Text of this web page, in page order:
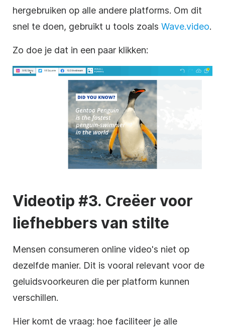
hergebruiken op alle andere platforms. Om dit
snel te doen, gebruikt u tools zoals Wave.video.
Zo doe je dat in een paar klikken:
Videotip #3. Creëer voor
liefhebbers van stilte
Mensen consumeren online video's niet op
dezelfde manier. Dit is vooral relevant voor de
geluidsvoorkeuren die per platform kunnen
verschillen.
Hier komt de vraag: hoe faciliteer je alle